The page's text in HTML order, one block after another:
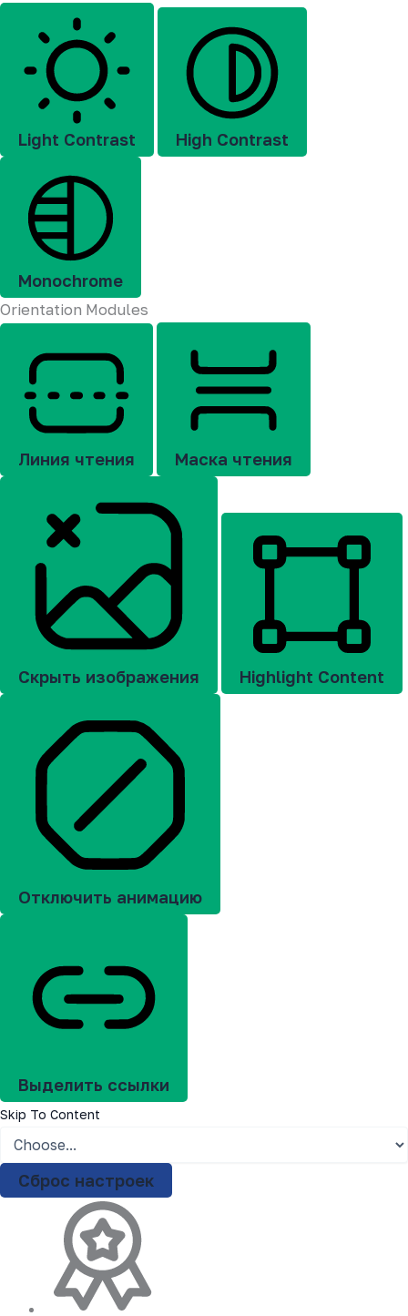
Light Contrast High Contrast
Monochrome
Orientation Modules
Линия чтения Маска чтения
Скрыть изображения Highlight Content
Отключить анимацию
Выделить ссылки
Skip To Content
Сброс настроек